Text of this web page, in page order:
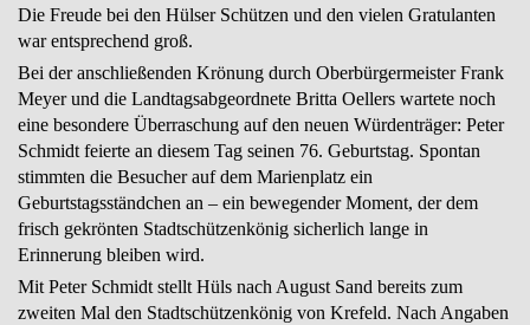
Die Freude bei den Hülser Schützen und den vielen Gratulanten
war entsprechend groß.
Bei der anschließenden Krönung durch Oberbürgermeister Frank
Meyer und die Landtagsabgeordnete Britta Oellers wartete noch
eine besondere Überraschung auf den neuen Würdenträger: Peter
Schmidt feierte an diesem Tag seinen 76. Geburtstag. Spontan
stimmten die Besucher auf dem Marienplatz ein
Geburtstagsständchen an – ein bewegender Moment, der dem
frisch gekrönten Stadtschützenkönig sicherlich lange in
Erinnerung bleiben wird.
Mit Peter Schmidt stellt Hüls nach August Sand bereits zum
zweiten Mal den Stadtschützenkönig von Krefeld. Nach Angaben